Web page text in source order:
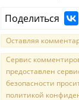
Поделиться
Оставляя
Сервис
предоставлен
безопасности
политикой